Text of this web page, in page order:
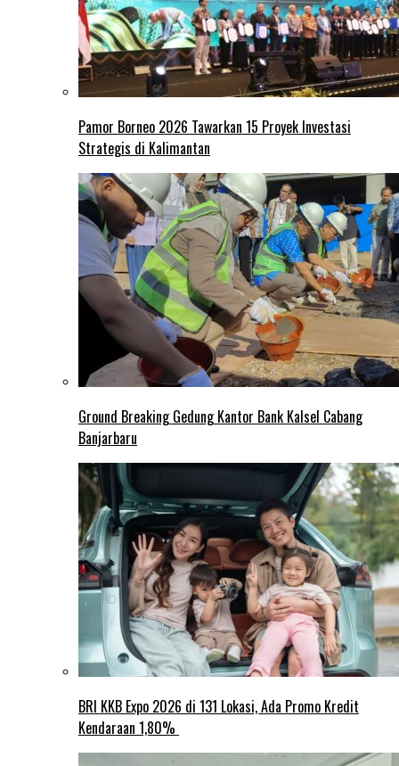
Pamor Borneo 2026 Tawarkan 15 Proyek Investasi
Strategis di Kalimantan
Ground Breaking Gedung Kantor Bank Kalsel Cabang
Banjarbaru
BRI KKB Expo 2026 di 131 Lokasi, Ada Promo Kredit
Kendaraan 1,80%